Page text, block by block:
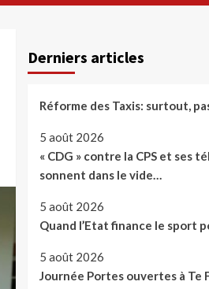
Derniers articles
Réforme des Taxis: surtout,
5 août 2026
« CDG » contre la CPS et ses
sonnent dans le vide…
5 août 2026
Quand l’Etat finance le sport
5 août 2026
Journée Portes ouvertes à Te